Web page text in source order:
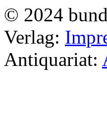
© 2024
Verlag:
Antiquariat: